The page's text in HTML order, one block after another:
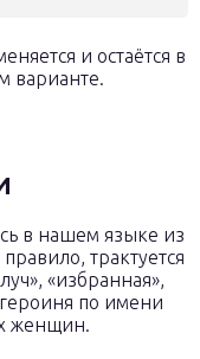
и остаётся в
варианте.
в нашем языке из
трактуется
«избранная»,
по имени
женщин.